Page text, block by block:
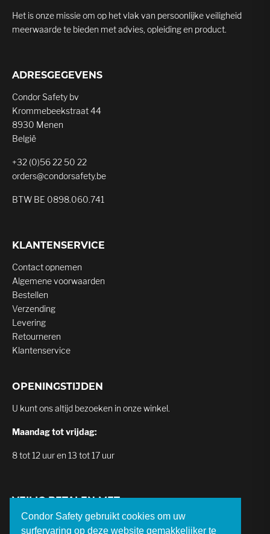
Condor Safety gebruikt cookies om uw
surfervaring op deze website gemakkelijker te
Het is onze missie om op het vlak van persoonlijke veiligheid
meerwaarde te bieden met advies, opleiding en product.
ADRESGEGEVENS
Condor Safety bv
Krommebeekstraat 44
8930 Menen
België
+32 (0)56 22 50 22
orders@condorsafety.be
BTW BE 0898.060.741
KLANTENSERVICE
Contact opnemen
Algemene voorwaarden
Bestellen
Verzending
Levering
Retourneren
Klantenservice
OPENINGSTIJDEN
U kunt ons altijd bezoeken in onze winkel.
Maandag tot vrijdag:
8 tot 12 uur en 13 tot 17 uur
VEILIG BETALEN MET